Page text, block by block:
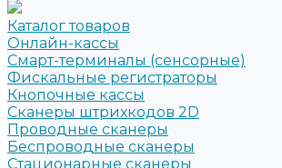
Каталог товаров
Онлайн-кассы
Смарт-терминалы (сенсорные)
Фискальные регистраторы
Кнопочные кассы
Сканеры штрихкодов 2D
Проводные сканеры
Беспроводные сканеры
Стационарные сканеры